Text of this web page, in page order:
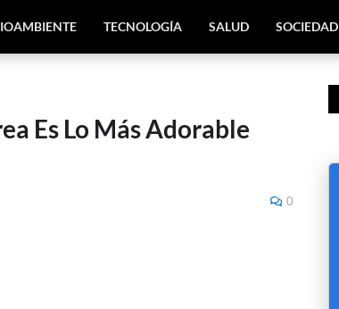
TECNOLOGÍA SALUD SOCIEDAD
Es Lo Más Adorable
0